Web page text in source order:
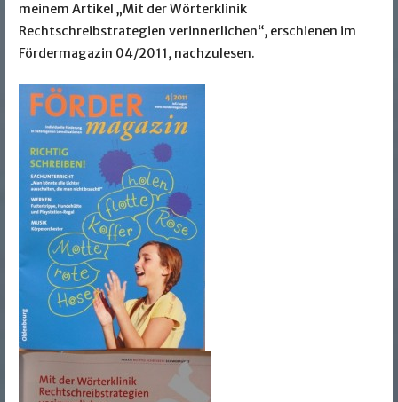
meinem Artikel „Mit der Wörterklinik
Rechtschreibstrategien verinnerlichen“, erschienen im
Fördermagazin 04/2011, nachzulesen.